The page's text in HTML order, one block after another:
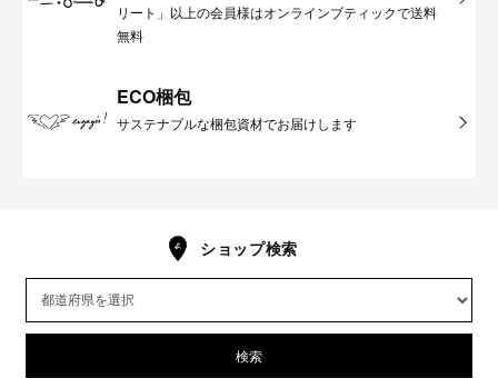
リート」以上の会員様はオンラインブティックで送料
無料
ECO梱包
サステナブルな梱包資材でお届けします
ショップ検索
検索